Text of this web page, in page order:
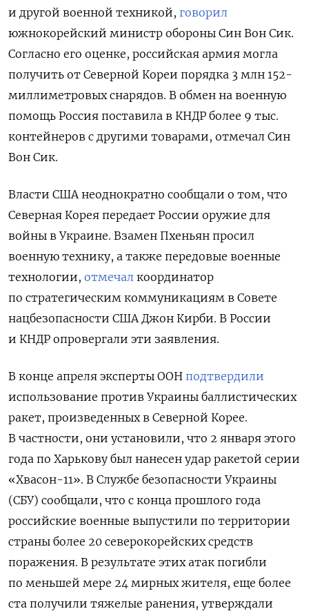
и другой военной техникой, говорил
южнокорейский министр обороны Син Вон Сик.
Согласно его оценке, российская армия могла
получить от Северной Кореи порядка 3 млн 152-
миллиметровых снарядов. В обмен на военную
помощь Россия поставила в КНДР более 9 тыс.
контейнеров с другими товарами, отмечал Син
Вон Сик.
Власти США неоднократно сообщали о том, что
Северная Корея передает России оружие для
войны в Украине. Взамен Пхеньян просил
военную технику, а также передовые военные
технологии, отмечал координатор
по стратегическим коммуникациям в Совете
нацбезопасности США Джон Кирби. В России
и КНДР опровергали эти заявления.
В конце апреля эксперты ООН подтвердили
использование против Украины баллистических
ракет, произведенных в Северной Корее.
В частности, они установили, что 2 января этого
года по Харькову был нанесен удар ракетой серии
«Хвасон-11». В Службе безопасности Украины
(СБУ) сообщали, что с конца прошлого года
российские военные выпустили по территории
страны более 20 северокорейских средств
поражения. В результате этих атак погибли
по меньшей мере 24 мирных жителя, еще более
ста получили тяжелые ранения, утверждали